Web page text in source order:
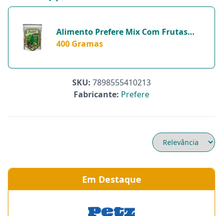
Alimento Prefere Mix Com Frutas
Para Papagaio E Maritaca - 1 Unidade
400 Gramas
SKU: 7898555410213
Fabricante: Prefere
Em Destaque